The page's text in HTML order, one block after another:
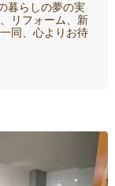
暮らしの夢の実
リフォーム、新
同、心よりお待